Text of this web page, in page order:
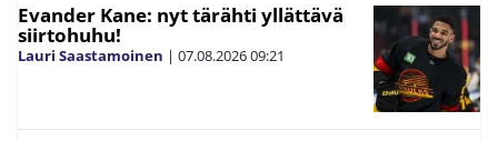
Evander Kane: nyt tärähti yllättävä
siirtohuhu!
Lauri Saastamoinen | 07.08.202609:21